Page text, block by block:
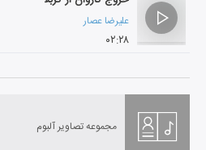
علیرضا عصار
۰۲:۲۸
مجموعه تصاویر آلبوم